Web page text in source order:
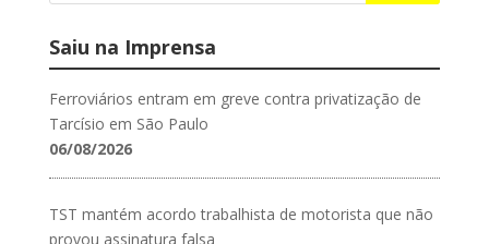
Saiu na Imprensa
Ferroviários entram em greve contra privatização de
Tarcísio em São Paulo
06/08/2026
TST mantém acordo trabalhista de motorista que não
provou assinatura falsa